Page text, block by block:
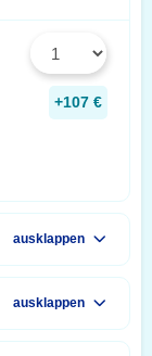
+107 €
ausklappen
ausklappen